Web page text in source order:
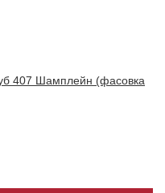
407 Шамплейн (фасовка